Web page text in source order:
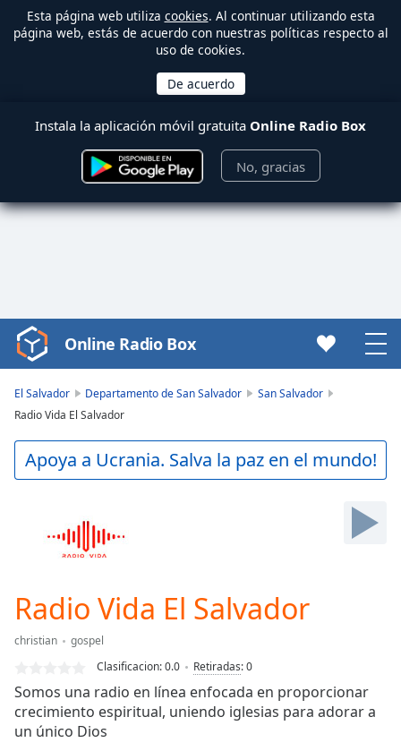
Esta página web utiliza cookies. Al continuar utilizando esta
página web, estás de acuerdo con nuestras políticas respecto al
uso de cookies.
Instala la aplicación móvil gratuita Online Radio Box
No, gracias
Video
Player
loading.
Video
Play
Forward
0:00
Duration
Stream
TypeLIVE
Seek to
Online Radio Box
El Salvador Departamento de San Salvador
San Salvador
Radio Vida El Salvador
Apoya a Ucrania. Salva la paz en el mundo!
Radio Vida El Salvador
christian
gospel
Clasificacion:0.0 Retiradas:0
Somos una radio en línea enfocada en proporcionar
crecimiento espiritual, uniendo iglesias para adorar a
un único Dios